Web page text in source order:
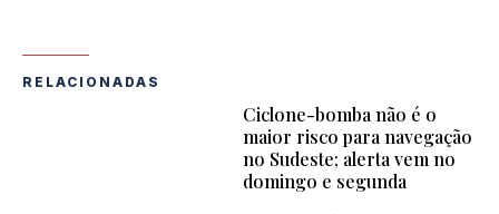
RELACIONADAS
Ciclone-bomba não é o
maior risco para navegação
no Sudeste; alerta vem no
domingo e segunda